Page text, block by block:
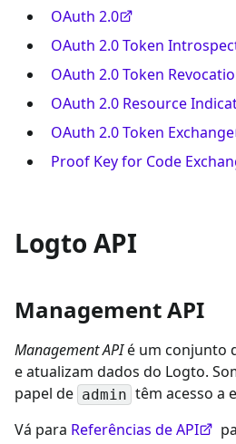
OAuth 2.0
OAuth 2.0 Token
OAuth 2.0 Token
OAuth 2.0 Resource
OAuth 2.0 Token Exchange
Proof Key for Code
Logto API
Management API
Management APIé um conjunto
e atualizam dados do Logto.
papel de admin têm acesso a
Vá para Referências de API